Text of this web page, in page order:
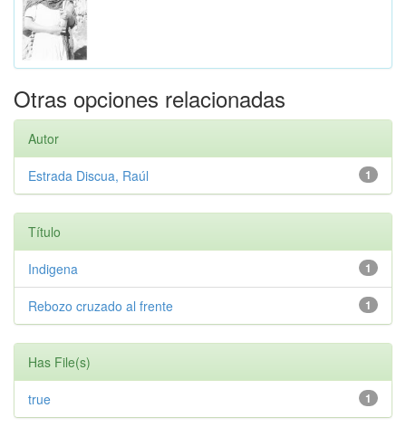
Otras opciones relacionadas
Autor
1
Estrada Discua, Raúl
Título
1
Indigena
1
Rebozo cruzado al frente
Has File(s)
1
true